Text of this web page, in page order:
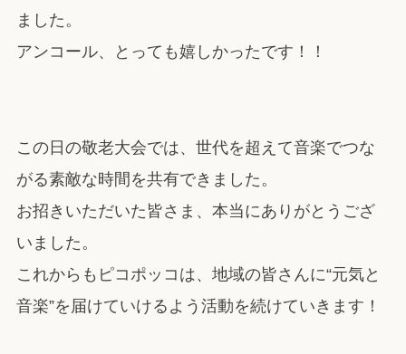
ました。
アンコール、とっても嬉しかったです！！
この日の敬老大会では、世代を超えて音楽でつな
がる素敵な時間を共有できました。
お招きいただいた皆さま、本当にありがとうござ
いました。
これからもピコポッコは、地域の皆さんに“元気と
音楽”を届けていけるよう活動を続けていきます！